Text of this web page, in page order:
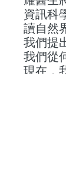
資訊科
讀自然
我們提
我們從
現在，